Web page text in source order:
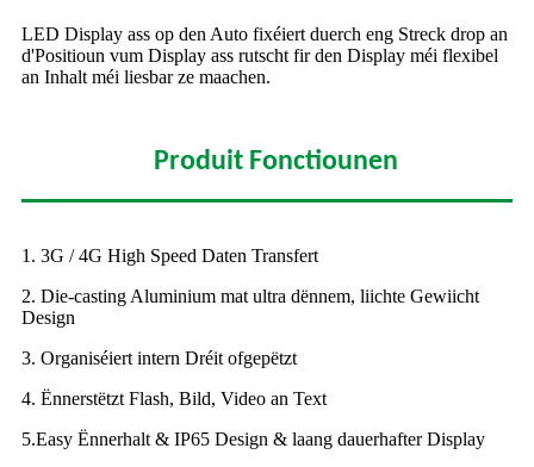
LED Display ass op den Auto fixéiert duerch eng Streck drop an
d'Positioun vum Display ass rutscht fir den Display méi flexibel
an Inhalt méi liesbar ze maachen.
Produit Fonctiounen
1. 3G / 4G High Speed ​​Daten Transfert
2. Die-casting Aluminium mat ultra dënnem, liichte Gewiicht
Design
3. Organiséiert intern Dréit ofgepëtzt
4. Ënnerstëtzt Flash, Bild, Video an Text
5.Easy Ënnerhalt & IP65 Design & laang dauerhafter Display